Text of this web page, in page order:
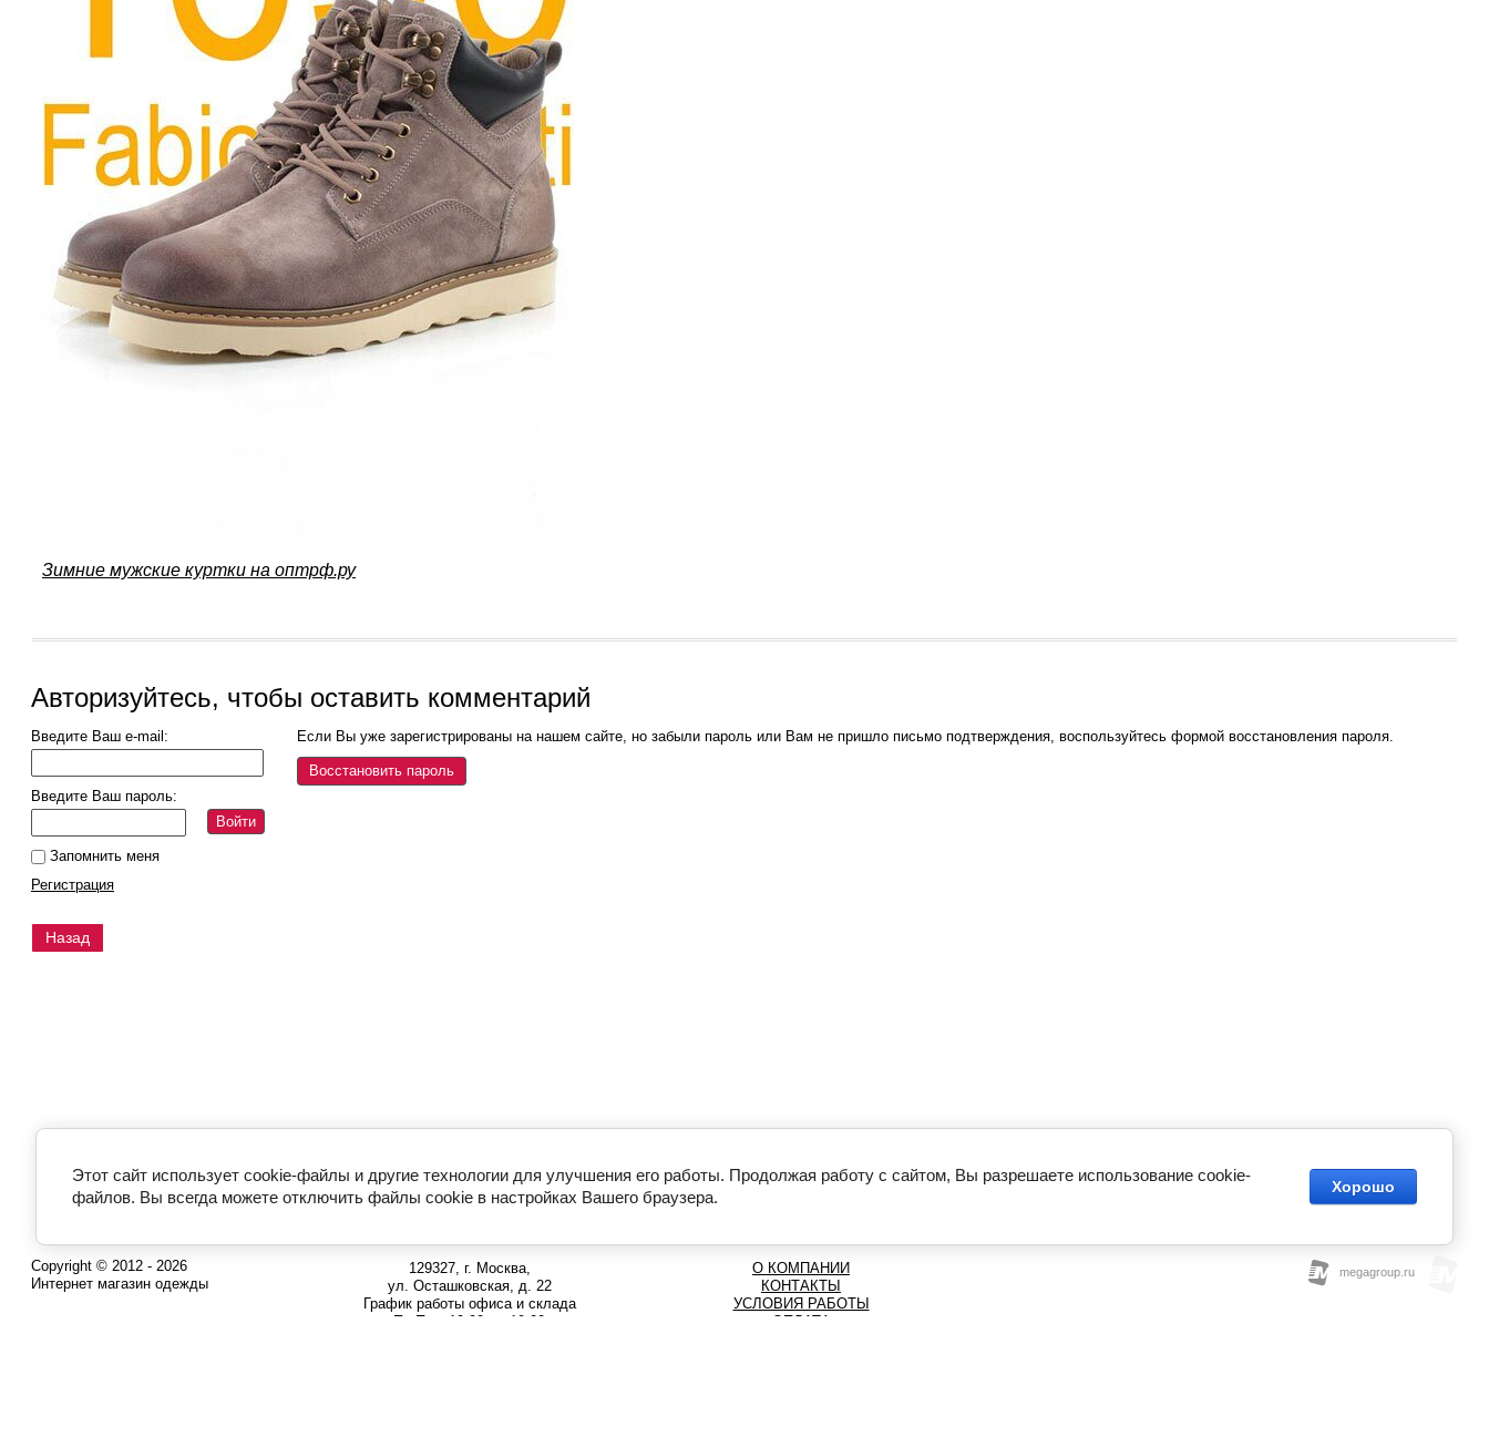
Зимние мужские куртки на оптрф.ру
Авторизуйтесь, чтобы оставить комментарий
Введите Ваш e-mail:
Введите Ваш пароль:
Войти
Запомнить меня
Регистрация
Если Вы уже зарегистрированы на нашем сайте, но забыли пароль или Вам не пришло письмо подтверждения, воспользуйтесь формой восстановления пароля.
Восстановить пароль
Назад
Copyright © 2012 - 2026
Интернет магазин одежды
129327, г. Москва,
ул. Осташковская, д. 22
График работы офиса и склада
Пн-Пт с 10:00 до 19:00
О КОМПАНИИ
КОНТАКТЫ
УСЛОВИЯ РАБОТЫ
ОПЛАТА
Этот сайт использует cookie-файлы и другие технологии для улучшения его работы. Продолжая работу с сайтом, Вы разрешаете использование cookie-
файлов. Вы всегда можете отключить файлы cookie в настройках Вашего браузера.
Хорошо